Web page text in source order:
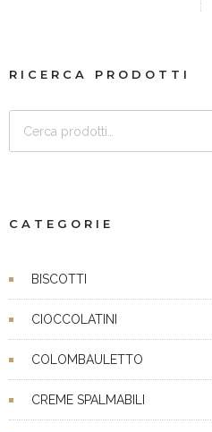
RICERCA PRODOTTI
CATEGORIE
BISCOTTI
CIOCCOLATINI
COLOMBAULETTO
CREME SPALMABILI